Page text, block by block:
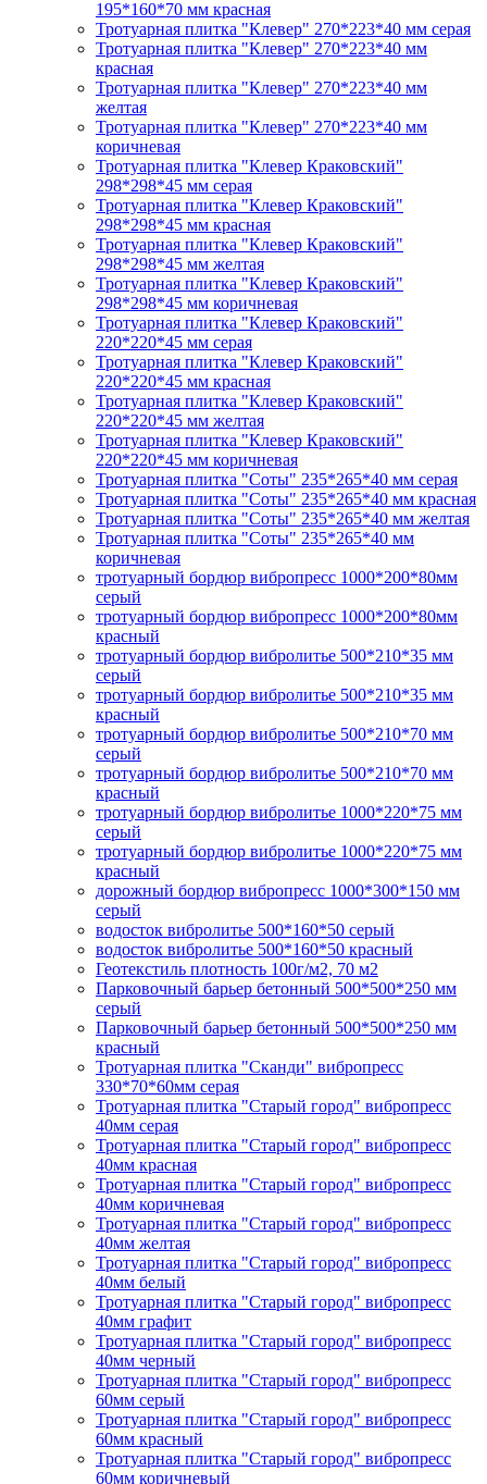
195*160*70 мм красная
Тротуарная плитка "Клевер" 270*223*40 мм серая
Тротуарная плитка "Клевер" 270*223*40 мм
красная
Тротуарная плитка "Клевер" 270*223*40 мм
желтая
Тротуарная плитка "Клевер" 270*223*40 мм
коричневая
Тротуарная плитка "Клевер Краковский"
298*298*45 мм серая
Тротуарная плитка "Клевер Краковский"
298*298*45 мм красная
Тротуарная плитка "Клевер Краковский"
298*298*45 мм желтая
Тротуарная плитка "Клевер Краковский"
298*298*45 мм коричневая
Тротуарная плитка "Клевер Краковский"
220*220*45 мм серая
Тротуарная плитка "Клевер Краковский"
220*220*45 мм красная
Тротуарная плитка "Клевер Краковский"
220*220*45 мм желтая
Тротуарная плитка "Клевер Краковский"
220*220*45 мм коричневая
Тротуарная плитка "Соты" 235*265*40 мм серая
Тротуарная плитка "Соты" 235*265*40 мм красная
Тротуарная плитка "Соты" 235*265*40 мм желтая
Тротуарная плитка "Соты" 235*265*40 мм
коричневая
тротуарный бордюр вибропресс 1000*200*80мм
серый
тротуарный бордюр вибропресс 1000*200*80мм
красный
тротуарный бордюр вибролитье 500*210*35 мм
серый
тротуарный бордюр вибролитье 500*210*35 мм
красный
тротуарный бордюр вибролитье 500*210*70 мм
серый
тротуарный бордюр вибролитье 500*210*70 мм
красный
тротуарный бордюр вибролитье 1000*220*75 мм
серый
тротуарный бордюр вибролитье 1000*220*75 мм
красный
дорожный бордюр вибропресс 1000*300*150 мм
серый
водосток вибролитье 500*160*50 серый
водосток вибролитье 500*160*50 красный
Геотекстиль плотность 100г/м2, 70 м2
Парковочный барьер бетонный 500*500*250 мм
серый
Парковочный барьер бетонный 500*500*250 мм
красный
Тротуарная плитка "Сканди" вибропресс
330*70*60мм серая
Тротуарная плитка "Старый город" вибропресс
40мм серая
Тротуарная плитка "Старый город" вибропресс
40мм красная
Тротуарная плитка "Старый город" вибропресс
40мм коричневая
Тротуарная плитка "Старый город" вибропресс
40мм желтая
Тротуарная плитка "Старый город" вибропресс
40мм белый
Тротуарная плитка "Старый город" вибропресс
40мм графит
Тротуарная плитка "Старый город" вибропресс
40мм черный
Тротуарная плитка "Старый город" вибропресс
60мм серый
Тротуарная плитка "Старый город" вибропресс
60мм красный
Тротуарная плитка "Старый город" вибропресс
60мм коричневый